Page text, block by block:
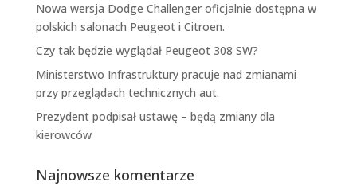
Nowa wersja Dodge Challenger oficjalnie dostępna w
polskich salonach Peugeot i Citroen.
Czy tak będzie wyglądał Peugeot 308 SW?
Ministerstwo Infrastruktury pracuje nad zmianami
przy przeglądach technicznych aut.
Prezydent podpisał ustawę – będą zmiany dla
kierowców
Najnowsze komentarze